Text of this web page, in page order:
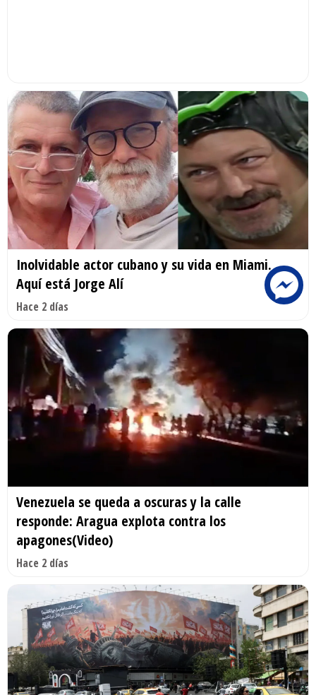
Inolvidable actor cubano y su vida en Miami.
Aquí está Jorge Alí
Hace 2 días
Venezuela se queda a oscuras y la calle
responde: Aragua explota contra los
apagones(Video)
Hace 2 días